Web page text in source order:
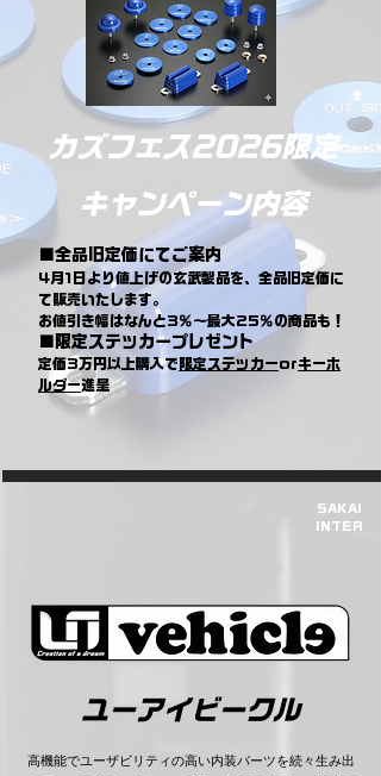
​カズフェス2026限定
キャンペーン内容
■全品旧定価にてご案内
4月1日より値上げの玄武製品を、全品旧定価に
て販売いたします。
お値引き幅はなんと3％～最大25％の商品も！
■限定ステッカープレゼント
定価3万円以上購入で 限定ステッカーorキーホ
ルダー進呈
SAKAI
​INTER
​ユーアイビークル
​高機能でユーザビリティの高い内装パーツを続々生み出